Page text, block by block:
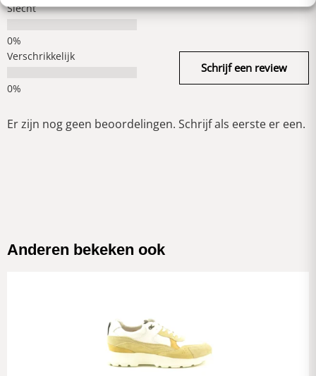
Slecht
Verschrikkelijk
Schrijf een review
Er zijn nog geen beoordelingen. Schrijf als eerste er een.
Anderen bekeken ook